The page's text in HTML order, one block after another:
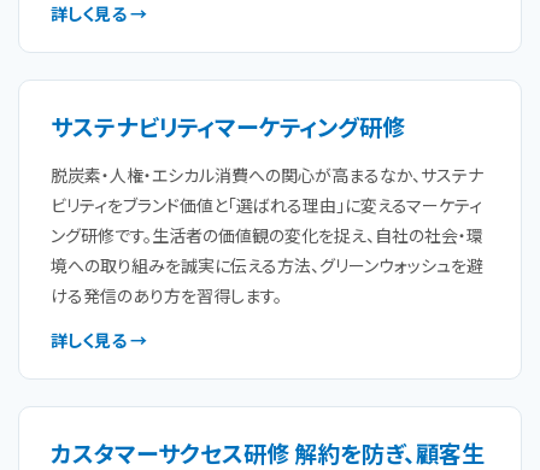
詳しく見る →
サステナビリティマーケティング研修
脱炭素・人権・エシカル消費への関心が高まるなか、サステナ
ビリティをブランド価値と「選ばれる理由」に変えるマーケティ
ング研修です。生活者の価値観の変化を捉え、自社の社会・環
境への取り組みを誠実に伝える方法、グリーンウォッシュを避
ける発信のあり方を習得します。
詳しく見る →
カスタマーサクセス研修 解約を防ぎ、顧客生